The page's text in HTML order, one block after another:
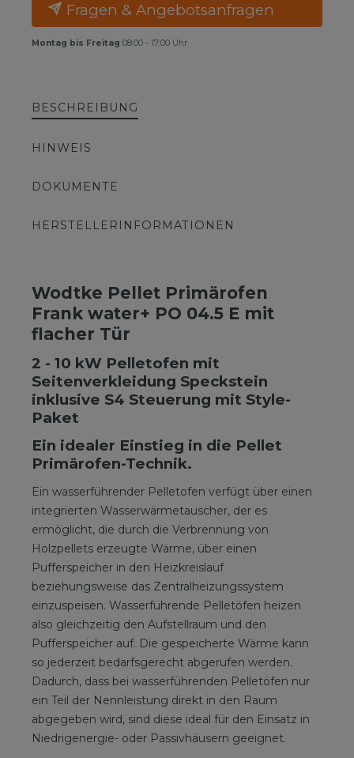
Fragen & Angebotsanfragen
Montag bis Freitag 08:00 - 17:00 Uhr
BESCHREIBUNG
HINWEIS
DOKUMENTE
HERSTELLERINFORMATIONEN
Wodtke Pellet Primärofen
Frank water+ PO 04.5 E mit
flacher Tür
2 - 10 kW Pelletofen mit
Seitenverkleidung Speckstein
inklusive S4 Steuerung mit Style-
Paket
Ein idealer Einstieg in die Pellet
Primärofen-Technik.
Ein wasserführender Pelletofen verfügt über einen
integrierten Wasserwärmetauscher, der es
ermöglicht, die durch die Verbrennung von
Holzpellets erzeugte Wärme, über einen
Pufferspeicher in den Heizkreislauf
beziehungsweise das Zentralheizungssystem
einzuspeisen. Wasserführende Pelletöfen heizen
also gleichzeitig den Aufstellraum und den
Pufferspeicher auf. Die gespeicherte Wärme kann
so jederzeit bedarfsgerecht abgerufen werden.
Dadurch, dass bei wasserführenden Pelletöfen nur
ein Teil der Nennleistung direkt in den Raum
abgegeben wird, sind diese ideal für den Einsatz in
Niedrigenergie- oder Passivhäusern geeignet.